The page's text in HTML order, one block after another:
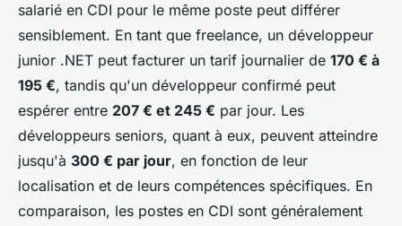
salarié en CDI pour le même poste peut différer
sensiblement. En tant que freelance, un développeur
junior .NET peut facturer un tarif journalier de 170 € à
195 €, tandis qu'un développeur confirmé peut
espérer entre 207 € et 245 € par jour. Les
développeurs seniors, quant à eux, peuvent atteindre
jusqu'à 300 € par jour, en fonction de leur
localisation et de leurs compétences spécifiques. En
comparaison, les postes en CDI sont généralement